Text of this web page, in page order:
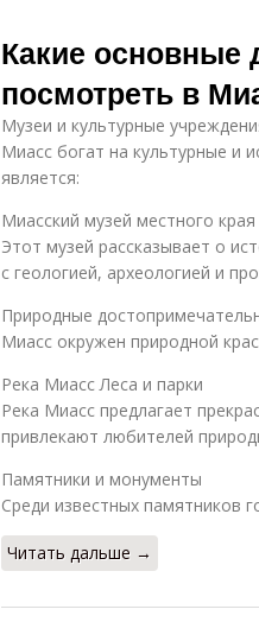
Какие основные
посмотреть в
Музеи и культурные
Миасс богат на культурные и
является:
Миасский музей местного края
Этот музей рассказывает о
с геологией, археологией и
Природные
Миасс окружен природной
Река Миасс Леса и парки
Река Миасс предлагает
привлекают любителей
Памятники и монументы
Среди известных памятников
Читать дальше →